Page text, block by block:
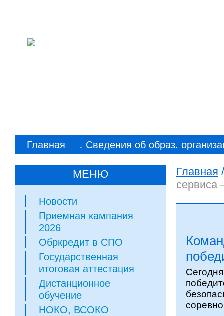
Главная ↓ Сведения об образ.
МЕНЮ
Новости
Приемная кампания
2026
Обркредит в СПО
Государственная
итоговая аттестация
Дистанционное
обучение
НОКО, ВСОКО
Главная /
сервиса